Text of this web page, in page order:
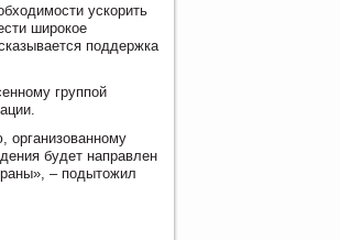
ускорить
широкое
поддержка
группой
будет направлен
– подытожил